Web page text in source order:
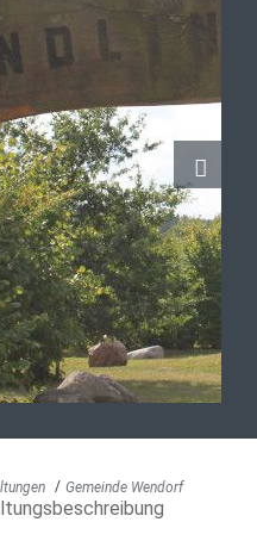
Gemeinde Wendorf